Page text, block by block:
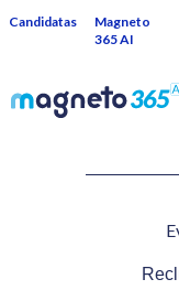
Candidatas
Magneto
365 AI